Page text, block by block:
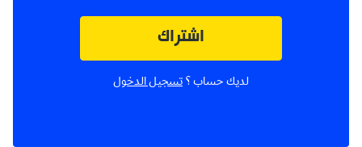
اشتراك
لديك حساب ؟ تسجيل الدخول